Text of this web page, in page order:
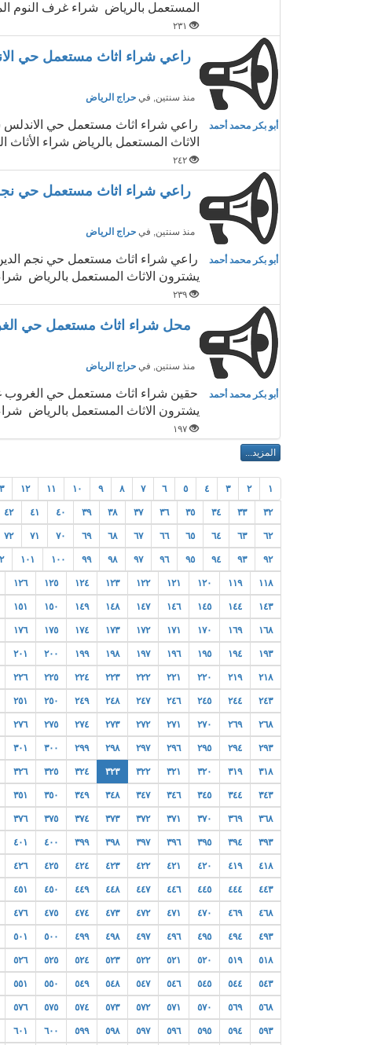
المستعمل بالرياض شراء غرف النوم
٢٣١
راعي شراء اثاث مستعمل حي الاندلس
منذ سنتين, فيحراج الرياض
أبو بكر محمد أحمد
راعي شراء اثاث مستعمل حي
الاثاث المستعمل بالرياض شراء
٢٤٢
راعي شراء اثاث مستعمل حي نجم الدين
منذ سنتين, فيحراج الرياض
أبو بكر محمد أحمد
راعي شراء اثاث مستعمل حي نجم
يشترون الاثاث المستعمل بالرياض شراء
٢٣٩
محل شراء اثاث مستعمل حي الغروب
منذ سنتين, فيحراج الرياض
أبو بكر محمد أحمد
حقين شراء اثاث مستعمل حي الغروب
يشترون الاثاث المستعمل بالرياض
١٩٧
١ ٢ ٣ ٤ ٥ ٦ ٧ ٨ ٩ ١٠ ١١ ١٢
٣٢ ٣٣ ٣٤ ٣٥ ٣٦ ٣٧ ٣٨ ٣٩ ٤٠ ٤١ ٤٢
٦٢ ٦٣ ٦٤ ٦٥ ٦٦ ٦٧ ٦٨ ٦٩ ٧٠ ٧١ ٧٢
٩٢ ٩٣ ٩٤ ٩٥ ٩٦ ٩٧ ٩٨ ٩٩ ١٠٠ ١٠١
١١٨ ١١٩ ١٢٠ ١٢١ ١٢٢ ١٢٣ ١٢٤ ١٢٥ ١٢٦
١٤٣ ١٤٤ ١٤٥ ١٤٦ ١٤٧ ١٤٨ ١٤٩ ١٥٠ ١٥١
١٦٨ ١٦٩ ١٧٠ ١٧١ ١٧٢ ١٧٣ ١٧٤ ١٧٥ ١٧٦
١٩٣ ١٩٤ ١٩٥ ١٩٦ ١٩٧ ١٩٨ ١٩٩ ٢٠٠ ٢٠١
٢١٨ ٢١٩ ٢٢٠ ٢٢١ ٢٢٢ ٢٢٣ ٢٢٤ ٢٢٥ ٢٢٦
٢٤٣ ٢٤٤ ٢٤٥ ٢٤٦ ٢٤٧ ٢٤٨ ٢٤٩ ٢٥٠ ٢٥١
٢٦٨ ٢٦٩ ٢٧٠ ٢٧١ ٢٧٢ ٢٧٣ ٢٧٤ ٢٧٥ ٢٧٦
٢٩٣ ٢٩٤ ٢٩٥ ٢٩٦ ٢٩٧ ٢٩٨ ٢٩٩ ٣٠٠ ٣٠١
٣١٨ ٣١٩ ٣٢٠ ٣٢١ ٣٢٢ ٣٢٣ ٣٢٤ ٣٢٥ ٣٢٦
٣٤٣ ٣٤٤ ٣٤٥ ٣٤٦ ٣٤٧ ٣٤٨ ٣٤٩ ٣٥٠ ٣٥١
٣٦٨ ٣٦٩ ٣٧٠ ٣٧١ ٣٧٢ ٣٧٣ ٣٧٤ ٣٧٥ ٣٧٦
٣٩٣ ٣٩٤ ٣٩٥ ٣٩٦ ٣٩٧ ٣٩٨ ٣٩٩ ٤٠٠ ٤٠١
٤١٨ ٤١٩ ٤٢٠ ٤٢١ ٤٢٢ ٤٢٣ ٤٢٤ ٤٢٥ ٤٢٦
٤٤٣ ٤٤٤ ٤٤٥ ٤٤٦ ٤٤٧ ٤٤٨ ٤٤٩ ٤٥٠ ٤٥١
٤٦٨ ٤٦٩ ٤٧٠ ٤٧١ ٤٧٢ ٤٧٣ ٤٧٤ ٤٧٥ ٤٧٦
٤٩٣ ٤٩٤ ٤٩٥ ٤٩٦ ٤٩٧ ٤٩٨ ٤٩٩ ٥٠٠ ٥٠١
٥١٨ ٥١٩ ٥٢٠ ٥٢١ ٥٢٢ ٥٢٣ ٥٢٤ ٥٢٥ ٥٢٦
٥٤٣ ٥٤٤ ٥٤٥ ٥٤٦ ٥٤٧ ٥٤٨ ٥٤٩ ٥٥٠ ٥٥١
٥٦٨ ٥٦٩ ٥٧٠ ٥٧١ ٥٧٢ ٥٧٣ ٥٧٤ ٥٧٥ ٥٧٦
٥٩٣ ٥٩٤ ٥٩٥ ٥٩٦ ٥٩٧ ٥٩٨ ٥٩٩ ٦٠٠ ٦٠١